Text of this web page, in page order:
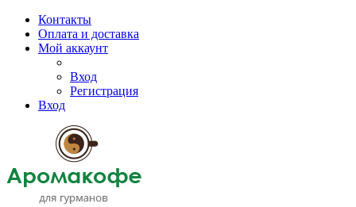
Контакты
Оплата и доставка
Мой аккаунт
Вход
Регистрация
Вход